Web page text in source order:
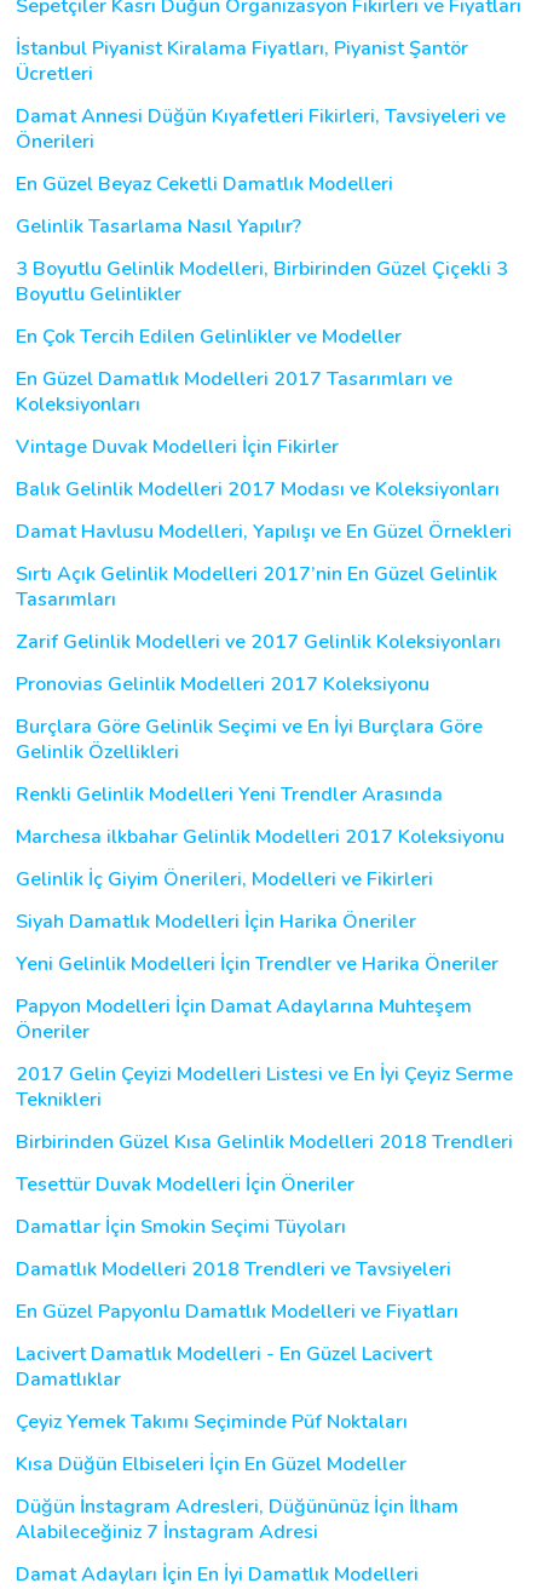
Sepetçiler Kasrı Düğün Organizasyon Fikirleri ve Fiyatları
İstanbul Piyanist Kiralama Fiyatları, Piyanist Şantör
Ücretleri
Damat Annesi Düğün Kıyafetleri Fikirleri, Tavsiyeleri ve
Önerileri
En Güzel Beyaz Ceketli Damatlık Modelleri
Gelinlik Tasarlama Nasıl Yapılır?
3 Boyutlu Gelinlik Modelleri, Birbirinden Güzel Çiçekli 3
Boyutlu Gelinlikler
En Çok Tercih Edilen Gelinlikler ve Modeller
En Güzel Damatlık Modelleri 2017 Tasarımları ve
Koleksiyonları
Vintage Duvak Modelleri İçin Fikirler
Balık Gelinlik Modelleri 2017 Modası ve Koleksiyonları
Damat Havlusu Modelleri, Yapılışı ve En Güzel Örnekleri
Sırtı Açık Gelinlik Modelleri 2017’nin En Güzel Gelinlik
Tasarımları
Zarif Gelinlik Modelleri ve 2017 Gelinlik Koleksiyonları
Pronovias Gelinlik Modelleri 2017 Koleksiyonu
Burçlara Göre Gelinlik Seçimi ve En İyi Burçlara Göre
Gelinlik Özellikleri
Renkli Gelinlik Modelleri Yeni Trendler Arasında
Marchesa ilkbahar Gelinlik Modelleri 2017 Koleksiyonu
Gelinlik İç Giyim Önerileri, Modelleri ve Fikirleri
Siyah Damatlık Modelleri İçin Harika Öneriler
Yeni Gelinlik Modelleri İçin Trendler ve Harika Öneriler
Papyon Modelleri İçin Damat Adaylarına Muhteşem
Öneriler
2017 Gelin Çeyizi Modelleri Listesi ve En İyi Çeyiz Serme
Teknikleri
Birbirinden Güzel Kısa Gelinlik Modelleri 2018 Trendleri
Tesettür Duvak Modelleri İçin Öneriler
Damatlar İçin Smokin Seçimi Tüyoları
Damatlık Modelleri 2018 Trendleri ve Tavsiyeleri
En Güzel Papyonlu Damatlık Modelleri ve Fiyatları
Lacivert Damatlık Modelleri - En Güzel Lacivert
Damatlıklar
Çeyiz Yemek Takımı Seçiminde Püf Noktaları
Kısa Düğün Elbiseleri İçin En Güzel Modeller
Düğün İnstagram Adresleri, Düğününüz İçin İlham
Alabileceğiniz 7 İnstagram Adresi
Damat Adayları İçin En İyi Damatlık Modelleri